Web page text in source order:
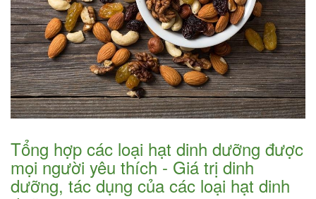
Tổng hợp các loại hạt dinh dưỡng được
mọi người yêu thích - Giá trị dinh
dưỡng, tác dụng của các loại hạt dinh